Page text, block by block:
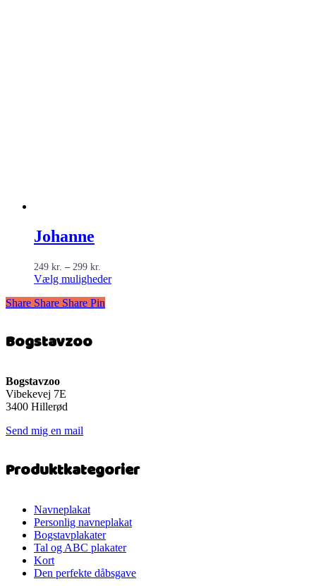
Johanne
249 kr. – 299 kr.
249 kr.
til
299 kr.
Vælg mulighederDette
Share
Share Share Share Pin
Bogstavzoo
Bogstavzoo
Vibekevej 7E
3400 Hillerød
Send mig en mail
Produktkategorier
Navneplakat
Personlig navneplakat
Bogstavplakater
Tal og ABC plakater
Kort
Den perfekte dåbsgave